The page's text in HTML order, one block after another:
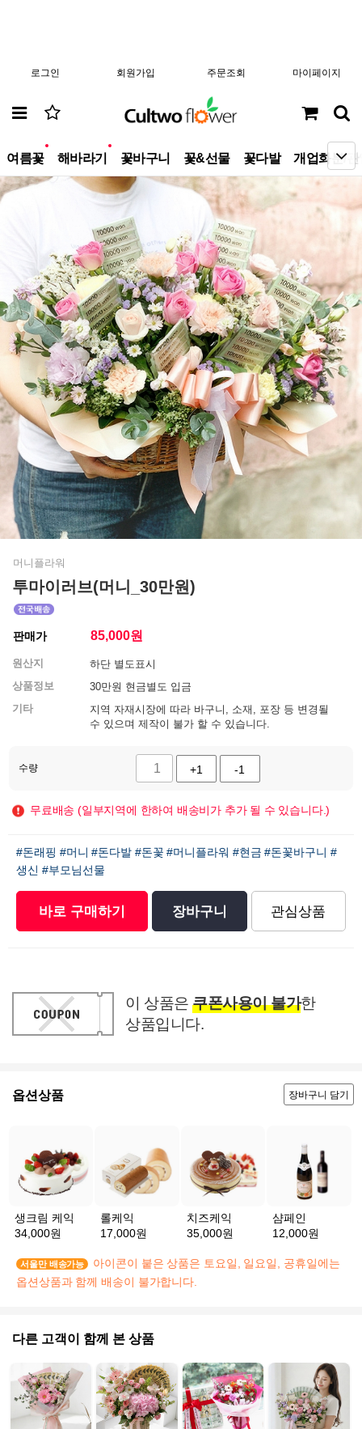
로그인 회원가입 주문조회 마이페이지
여름꽃 해바라기 꽃바구니 꽃&선물 꽃다발 개업화분/
머니플라워
투마이러브(머니_30만원)
판매가 85,000원
원산지
하단 별도표시
상품정보
30만원 현금별도 입금
기타
지역 자재시장에 따라 바구니, 소재, 포장 등 변경될
수 있으며 제작이 불가 할 수 있습니다.
수량 +1 -1
무료배송 (일부지역에 한하여 배송비가 추가 될 수 있습니다.)
#돈래핑 #머니 #돈다발 #돈꽃 #머니플라워 #현금 #돈꽃바구니 #
생신 #부모님선물
바로 구매하기 장바구니 관심상품
이 상품은 쿠폰사용이 불가한
상품입니다.
옵션상품 장바구니 담기
생크림 케익
34,000원
롤케익
17,000원
치즈케익
35,000원
샴페인
12,000원
서울만 배송가능
아이콘이 붙은 상품은 토요일, 일요일, 공휴일에는
옵션상품과 함께 배송이 불가합니다.
다른 고객이 함께 본 상품